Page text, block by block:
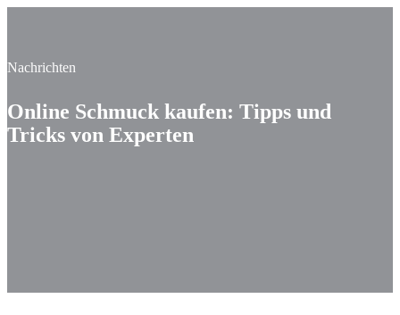
Nachrichten
Online Schmuck kaufen: Tipps und
Tricks von Experten